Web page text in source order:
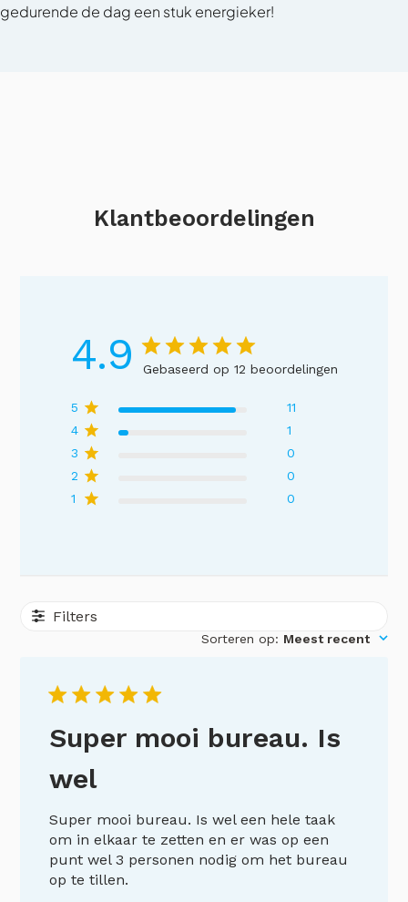
gedurende de dag een stuk energieker!
Klantbeoordelingen
4.9 Gebaseerd op 12 beoordelingen
5
11
4
1
3
0
2
0
1
0
Filters
Sorteren op: Meest recent
Super mooi bureau. Is
wel
Super mooi bureau. Is wel een hele taak
om in elkaar te zetten en er was op een
punt wel 3 personen nodig om het bureau
op te tillen.